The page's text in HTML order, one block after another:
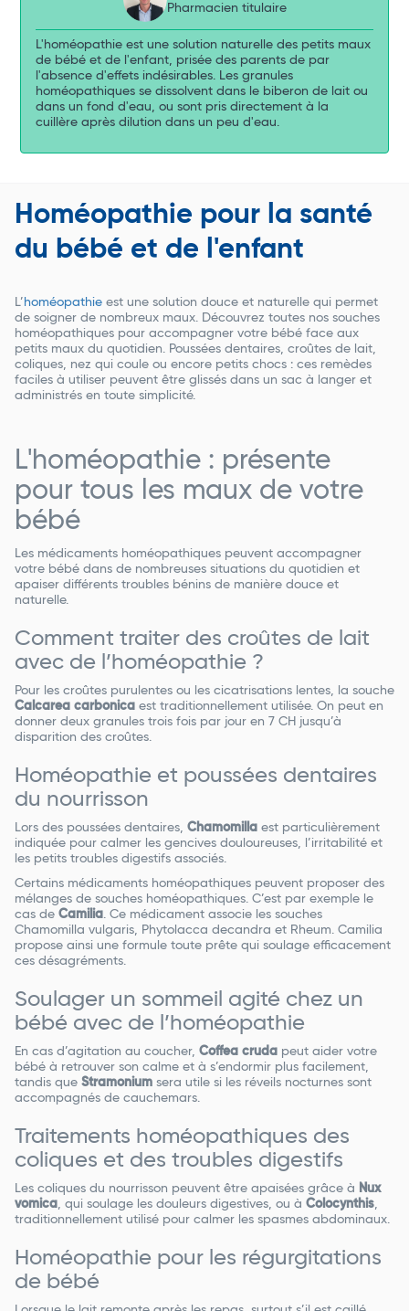
Pharmacien titulaire
L'homéopathie est une solution naturelle des petits maux
de bébé et de l'enfant, prisée des parents de par
l'absence d'effets indésirables. Les granules
homéopathiques se dissolvent dans le biberon de lait ou
dans un fond d'eau, ou sont pris directement à la
cuillère après dilution dans un peu d'eau.
Homéopathie pour la santé
du bébé et de l'enfant
L’ homéopathie est une solution douce et naturelle qui permet
de soigner de nombreux maux. Découvrez toutes nos souches
homéopathiques pour accompagner votre bébé face aux
petits maux du quotidien. Poussées dentaires, croûtes de lait,
coliques, nez qui coule ou encore petits chocs : ces remèdes
faciles à utiliser peuvent être glissés dans un sac à langer et
administrés en toute simplicité.
L'homéopathie : présente
pour tous les maux de votre
bébé
Les médicaments homéopathiques peuvent accompagner
votre bébé dans de nombreuses situations du quotidien et
apaiser différents troubles bénins de manière douce et
naturelle.
Comment traiter des croûtes de lait
avec de l’homéopathie ?
Pour les croûtes purulentes ou les cicatrisations lentes, la souche
Calcarea carbonica est traditionnellement utilisée. On peut en
donner deux granules trois fois par jour en 7 CH jusqu’à
disparition des croûtes.
Homéopathie et poussées dentaires
du nourrisson
Lors des poussées dentaires, Chamomilla est particulièrement
indiquée pour calmer les gencives douloureuses, l’irritabilité et
les petits troubles digestifs associés.
Certains médicaments homéopathiques peuvent proposer des
mélanges de souches homéopathiques. C’est par exemple le
cas de Camilia. Ce médicament associe les souches
Chamomilla vulgaris, Phytolacca decandra et Rheum. Camilia
propose ainsi une formule toute prête qui soulage efficacement
ces désagréments.
Soulager un sommeil agité chez un
bébé avec de l’homéopathie
En cas d’agitation au coucher, Coffea cruda peut aider votre
bébé à retrouver son calme et à s’endormir plus facilement,
tandis que Stramonium sera utile si les réveils nocturnes sont
accompagnés de cauchemars.
Traitements homéopathiques des
coliques et des troubles digestifs
Les coliques du nourrisson peuvent être apaisées grâce à Nux
vomica, qui soulage les douleurs digestives, ou à Colocynthis,
traditionnellement utilisé pour calmer les spasmes abdominaux.
Homéopathie pour les régurgitations
de bébé